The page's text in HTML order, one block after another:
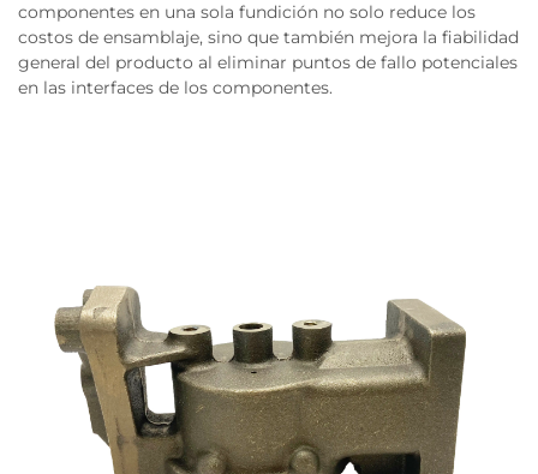
componentes en una sola fundición no solo reduce los
costos de ensamblaje, sino que también mejora la fiabilidad
general del producto al eliminar puntos de fallo potenciales
en las interfaces de los componentes.